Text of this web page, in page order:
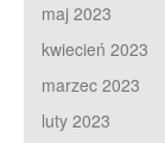
maj 2023
kwiecień 2023
marzec 2023
luty 2023